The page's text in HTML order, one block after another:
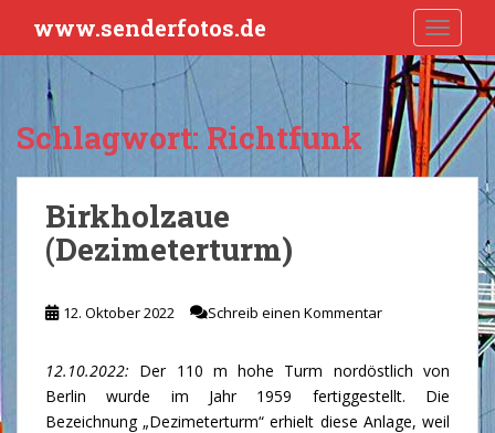
i
t
www.senderfotos.de
Schlagwort:Richtfunk
Birkholzaue
(Dezimeterturm)
12. Oktober 2022 Schreib einen Kommentar
12.10.2022: Der 110 m hohe Turm nordöstlich von
Berlin wurde im Jahr 1959 fertiggestellt. Die
Bezeichnung „Dezimeterturm“ erhielt diese Anlage, weil